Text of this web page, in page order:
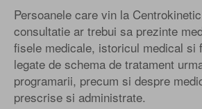
Persoanele care vin la
consultatie ar trebui sa prezinte
fisele medicale, istoricul medical si
legate de schema de tratament
programarii, precum si despre
prescrise si administrate.